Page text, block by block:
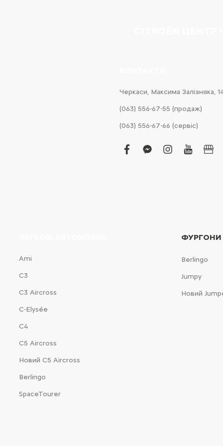
Черкаси, Максима Залізняка,
(063) 556-67-55 (продаж)
(063) 556-67-66 (сервіс)
facebook
facebook-
instagram
youtube
Ami
С3
С3 Aircross
C-Elysée
С4
С5 Aircross
Новий С5 Aircross
Berlingo
SpaceTourer
ФУРГОНИ
Berlingo
Jumpy
Новий